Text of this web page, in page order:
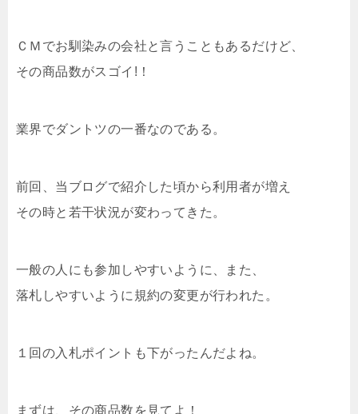
ＣＭでお馴染みの会社と言うこともあるだけど、
その商品数がスゴイ!！
業界でダントツの一番なのである。
前回、当ブログで紹介した頃から利用者が増え
その時と若干状況が変わってきた。
一般の人にも参加しやすいように、また、
落札しやすいように規約の変更が行われた。
１回の入札ポイントも下がったんだよね。
まずは、その商品数を見てよ！